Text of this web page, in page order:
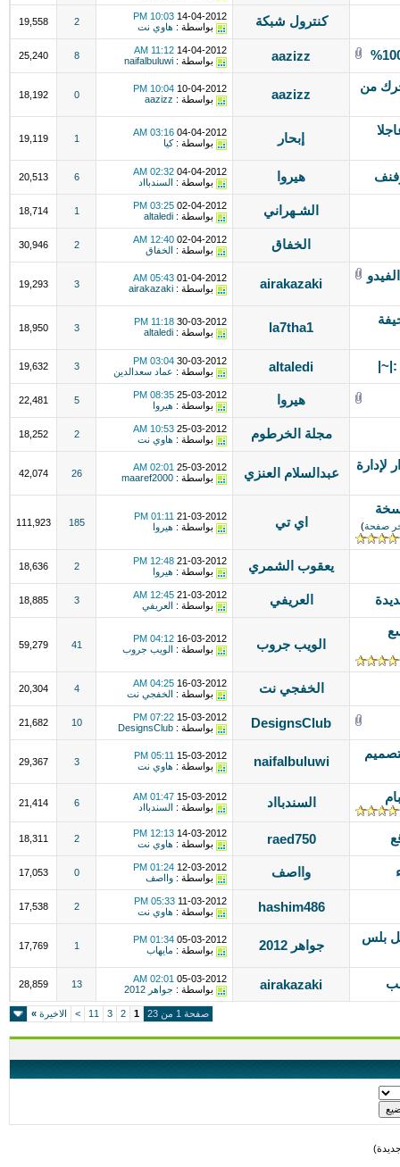
كنترول شبكة 14-04-2012
10:03 PM
بواسطة : هاوي نت 2
19,558
aazizz
14-04-2012
11:12 AM
بواسطة : naifalbuluwi
8
25,240
من
aazizz
10-04-2012
10:04 PM
بواسطة : aazizz
0
18,192
إبحار 04-04-2012
03:16 AM
بواسطة :كيا 1
19,119
هيروا 04-04-2012
02:32 AM
بواسطة :
السندبااد 6
20,513
الشـهراني 02-04-2012
03:25 PM
بواسطة : altaledi
1
18,714
الخفاق 02-04-2012
12:40 AM
بواسطة :
الخفاق 2
30,946
airakazaki
01-04-2012
05:43 AM
بواسطة : airakazaki
3
19,293
la7tha1
30-03-2012
11:18 PM
بواسطة : altaledi
3
18,950
:|~|
altaledi
30-03-2012
03:04 PM
بواسطة : عماد سعدالدين 3
19,632
هيروا 25-03-2012
08:35 PM
بواسطة : هيروا 5
22,481
مجلة الخرطوم 25-03-2012
10:53 AM
بواسطة : هاوي نت 2
18,252
لإدارة
عبدالسلام العنزي 25-03-2012
02:01 AM
بواسطة : maaref2000
26
42,074
صفحة) اي تي 21-03-2012
01:11 PM
بواسطة : هيروا 185
111,923
يعقوب الشمري 21-03-2012
12:48 PM
بواسطة : هيروا 2
18,636
العريفي 21-03-2012
12:45 AM
بواسطة :
العريفي 3
18,885
الويب جروب
16-03-2012
04:12 PM
بواسطة :
الويب جروب 41
59,279
الخفجي نت 16-03-2012
04:25 AM
بواسطة :
الخفجي نت 4
20,304
DesignsClub
15-03-2012
07:22 PM
بواسطة : DesignsClub
10
21,682
naifalbuluwi
15-03-2012
05:11 PM
بواسطة : هاوي نت 3
29,367
السندبااد 15-03-2012
01:47 AM
بواسطة :
السندبااد 6
21,414
raed750
14-03-2012
12:13 PM
بواسطة : هاوي نت 2
18,311
وااصف 12-03-2012
01:24 PM
بواسطة : وااصف 0
17,053
hashim486
11-03-2012
05:33 PM
بواسطة : هاوي نت 2
17,538
بلس
جواهر 2012 05-03-2012
01:34 PM
بواسطة : مايهاب 1
17,769
airakazaki
05-03-2012
02:01 AM
بواسطة : جواهر 2012 13
28,859
صفحة 1 من 23 1
2
3
11
> الاخيرة »